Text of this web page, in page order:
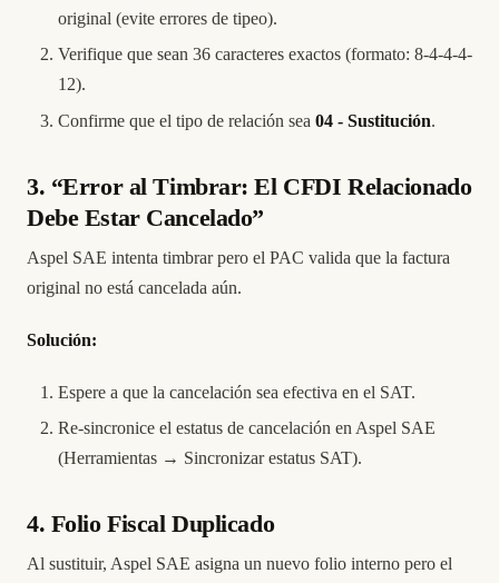
original (evite errores de tipeo).
Verifique que sean 36 caracteres exactos (formato: 8-4-4-4-
12).
Confirme que el tipo de relación sea 04 - Sustitución.
3. “Error al Timbrar: El CFDI Relacionado
Debe Estar Cancelado”
Aspel SAE intenta timbrar pero el PAC valida que la factura
original no está cancelada aún.
Solución:
Espere a que la cancelación sea efectiva en el SAT.
Re-sincronice el estatus de cancelación en Aspel SAE
(Herramientas → Sincronizar estatus SAT).
4. Folio Fiscal Duplicado
Al sustituir, Aspel SAE asigna un nuevo folio interno pero el